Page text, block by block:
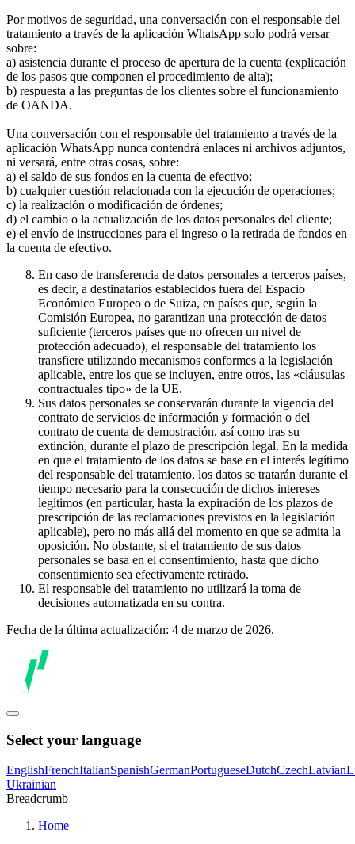
Por motivos de seguridad, una conversación con el responsable del
tratamiento a través de la aplicación WhatsApp solo podrá versar
sobre:
a) asistencia durante el proceso de apertura de la cuenta (explicación
de los pasos que componen el procedimiento de alta);
b) respuesta a las preguntas de los clientes sobre el funcionamiento
de OANDA.
Una conversación con el responsable del tratamiento a través de la
aplicación WhatsApp nunca contendrá enlaces ni archivos adjuntos,
ni versará, entre otras cosas, sobre:
a) el saldo de sus fondos en la cuenta de efectivo;
b) cualquier cuestión relacionada con la ejecución de operaciones;
c) la realización o modificación de órdenes;
d) el cambio o la actualización de los datos personales del cliente;
e) el envío de instrucciones para el ingreso o la retirada de fondos en
la cuenta de efectivo.
En caso de transferencia de datos personales a terceros países,
es decir, a destinatarios establecidos fuera del Espacio
Económico Europeo o de Suiza, en países que, según la
Comisión Europea, no garantizan una protección de datos
suficiente (terceros países que no ofrecen un nivel de
protección adecuado), el responsable del tratamiento los
transfiere utilizando mecanismos conformes a la legislación
aplicable, entre los que se incluyen, entre otros, las «cláusulas
contractuales tipo» de la UE.
Sus datos personales se conservarán durante la vigencia del
contrato de servicios de información y formación o del
contrato de cuenta de demostración, así como tras su
extinción, durante el plazo de prescripción legal. En la medida
en que el tratamiento de los datos se base en el interés legítimo
del responsable del tratamiento, los datos se tratarán durante el
tiempo necesario para la consecución de dichos intereses
legítimos (en particular, hasta la expiración de los plazos de
prescripción de las reclamaciones previstos en la legislación
aplicable), pero no más allá del momento en que se admita la
oposición. No obstante, si el tratamiento de sus datos
personales se basa en el consentimiento, hasta que dicho
consentimiento sea efectivamente retirado.
El responsable del tratamiento no utilizará la toma de
decisiones automatizada en su contra.
Fecha de la última actualización: 4 de marzo de 2026.
Select your language
EnglishFrenchItalianSpanishGermanPortugueseDutchCzechLatvian
Ukrainian
Breadcrumb
Home